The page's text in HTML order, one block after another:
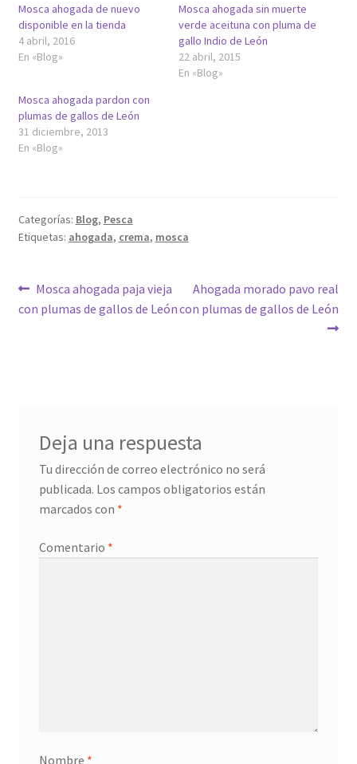
Mosca ahogada de nuevo
disponible en la tienda
4 abril, 2016
En «Blog»
Mosca ahogada sin muerte
verde aceituna con pluma de
gallo Indio de León
22 abril, 2015
En «Blog»
Mosca ahogada pardon con
plumas de gallos de León
31 diciembre, 2013
En «Blog»
Categorías: Blog, Pesca
Etiquetas: ahogada, crema, mosca
Navegación
de
Anterior:
Mosca ahogada paja vieja
con plumas de gallos de León
Siguiente:
Ahogada morado pavo real
con plumas de gallos de León
Deja una respuesta
Tu dirección de correo electrónico no será
publicada. Los campos obligatorios están
marcados con *
Comentario *
Nombre *